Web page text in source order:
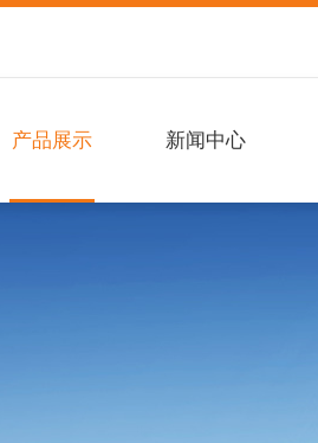
产品展示 新闻中心